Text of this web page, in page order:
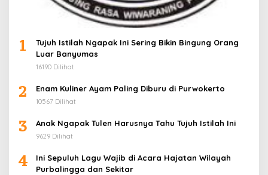
1
Tujuh Istilah Ngapak Ini Sering Bikin Bingung Orang
Luar Banyumas
16190 Dilihat
2 Enam Kuliner Ayam Paling Diburu di Purwokerto
10567 Dilihat
3 Anak Ngapak Tulen Harusnya Tahu Tujuh Istilah Ini
9629 Dilihat
4
Ini Sepuluh Lagu Wajib di Acara Hajatan Wilayah
Purbalingga dan Sekitar